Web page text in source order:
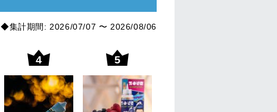
◆集計期間: 2026/07/07 〜 2026/08/06
4 5